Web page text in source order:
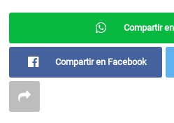
Compartir
Compartir en Facebook